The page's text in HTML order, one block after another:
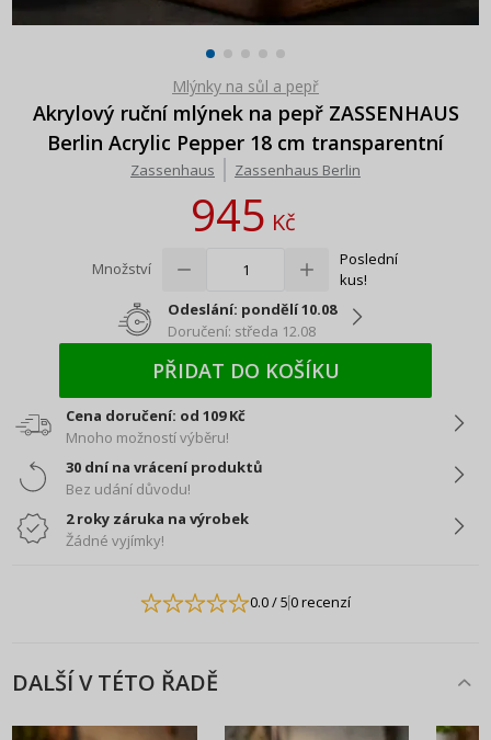
Mlýnky na sůl a pepř
Akrylový ruční mlýnek na pepř ZASSENHAUS
Berlin Acrylic Pepper 18 cm transparentní
Zassenhaus Zassenhaus Berlin
945Kč
Množství
Poslední
kus!
Odeslání: pondělí 10.08
Doručení: středa 12.08
PŘIDAT DO KOŠÍKU
Cena doručení: od 109 Kč
Mnoho možností výběru!
30 dní na vrácení produktů
Bez udání důvodu!
2 roky záruka na výrobek
Žádné vyjímky!
0.0/ 50 recenzí
DALŠÍ V TÉTO ŘADĚ